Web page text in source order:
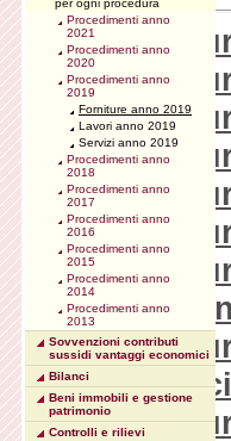
per ogni procedura
Procedimenti anno
2021
Procedimenti anno
2020
Procedimenti anno
2019
Forniture anno 2019
Lavori anno 2019
Servizi anno 2019
Procedimenti anno
2018
Procedimenti anno
2017
Procedimenti anno
2016
Procedimenti anno
2015
Procedimenti anno
2014
Procedimenti anno
2013
Sovvenzioni contributi
sussidi vantaggi economici
Bilanci
Beni immobili e gestione
patrimonio
Controlli e rilievi